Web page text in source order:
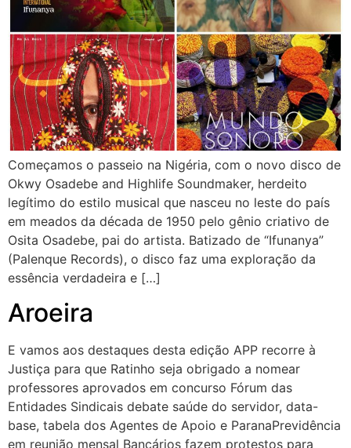
Começamos o passeio na Nigéria, com o novo disco de
Okwy Osadebe and Highlife Soundmaker, herdeito
legítimo do estilo musical que nasceu no leste do país
em meados da década de 1950 pelo gênio criativo de
Osita Osadebe, pai do artista. Batizado de “Ifunanya”
(Palenque Records), o disco faz uma exploração da
essência verdadeira e […]
Aroeira
E vamos aos destaques desta edição APP recorre à
Justiça para que Ratinho seja obrigado a nomear
professores aprovados em concurso Fórum das
Entidades Sindicais debate saúde do servidor, data-
base, tabela dos Agentes de Apoio e ParanaPrevidência
em reunião mensal Bancários fazem protestos para